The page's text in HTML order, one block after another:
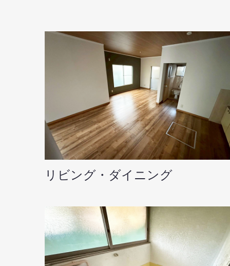
リビング・ダイニング